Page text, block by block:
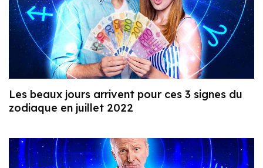
Les beaux jours arrivent pour ces 3 signes du
zodiaque en juillet 2022